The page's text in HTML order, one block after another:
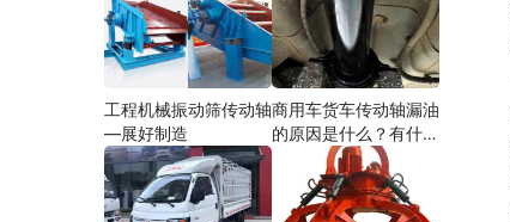
工程机械振动筛传动轴
—展好制造
商用车货车传动轴漏油
的原因是什么？有什么